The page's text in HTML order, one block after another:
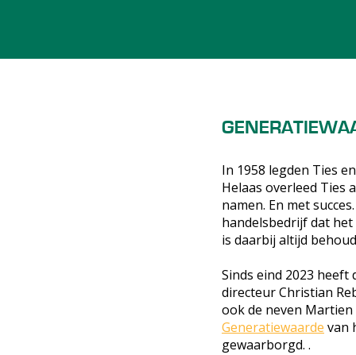
In 1958 legden Ties
Helaas overleed Ties
namen. En met
handelsbedrijf dat
is daarbij altijd
Sinds eind 2023
directeur Christian
ook de neven
Generatiewaarde van
gewaarborgd. .